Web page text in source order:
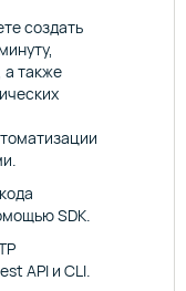
создать
а также
SDK.
API и CLI.